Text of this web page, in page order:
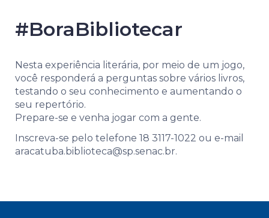
#BoraBibliotecar
Nesta experiência literária, por meio de um jogo,
você responderá a perguntas sobre vários livros,
testando o seu conhecimento e aumentando o
seu repertório.
Prepare-se e venha jogar com a gente.
Inscreva-se pelo telefone 18 3117-1022 ou e-mail
aracatuba.biblioteca@sp.senac.br.